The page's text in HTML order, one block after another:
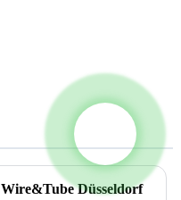
Wire&Tube Düsseldorf